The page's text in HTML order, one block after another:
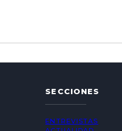
SECCIONES
ENTREVISTAS